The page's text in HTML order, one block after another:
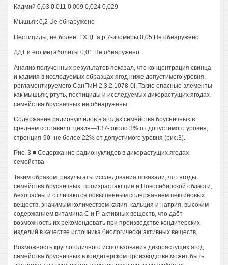
Кадмий 0,03 0,011 0,009 0,024 0,029
Мышьяк 0,2 Üe обнаружено
Пестициды, не более: ГХЦГ а,р,7-ичомеры 0,05 Не обнаружено
ДДТ и его метаболиты 0,01 Не обнаружено
Анализ полученных результатов показал, что концентрация свинца
и кадмия в исследуемых образцах ягод ниже допустимого уровня,
регламентируемого СанПиН 2,3,2.1078-0!, Такие опасные элементы
как мышьяк, ртуть, пестициды и исследуемых дикорастущих ягодах
семейства брусничных не обнаружены.
Содержание радионуклидов в ягодах семейства брусничных в
среднем составило: цезия—137- около 3% от допустимого уровня,
стронция-90 -не более 22% от допустимого уровня (рис.3).
Рис. 3 ■ Содержание радионуклидов в дикорастущих ягодах
семейства
Таким образом, результаты исследования показали, что ягоды
семейства брусничных, произрастающие и Новосибирской области,
безопасны и отличаются повышенным содержанием пектиновых
веществ, значимым количеством калия, кальция и натрия, высоким
содержанием витамина С и Р-активных веществ, что даёт
возможность их рекомендовать при производстве кондитерских
изделий в качестве источника биологически активных веществ.
Возможность круглогодичного использования дикорастущих ягод
семейства брусничных в кондитерском производстве может быть